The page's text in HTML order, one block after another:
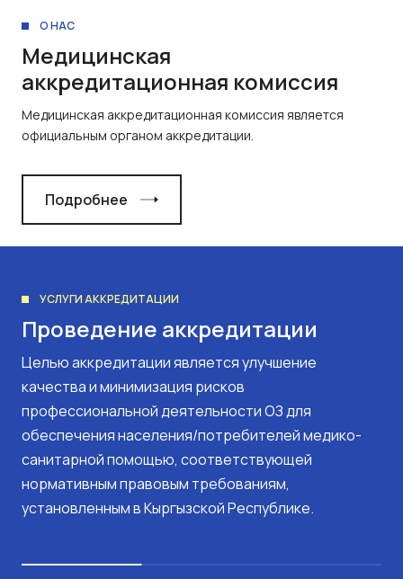
О НАС
Медицинская
аккредитационная комиссия
Медицинская аккредитационная комиссия является
официальным органом аккредитации.
Подробнее
УСЛУГИ АККРЕДИТАЦИИ
Проведение аккредитации
Целью аккредитации является улучшение
качества и минимизация рисков
профессиональной деятельности ОЗ для
обеспечения населения/потребителей медико-
санитарной помощью, соответствующей
нормативным правовым требованиям,
установленным в Кыргызской Республике.